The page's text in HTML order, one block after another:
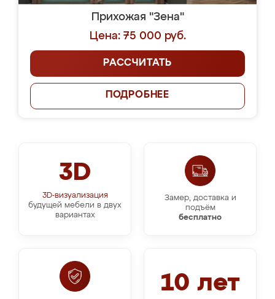
Прихожая "Зена"
Цена: 75 000 руб.
РАССЧИТАТЬ
ПОДРОБНЕЕ
3D
3D-визуализация
будущей мебели в двух
вариантах
Замер, доставка и
подъём
бесплатно
10 лет